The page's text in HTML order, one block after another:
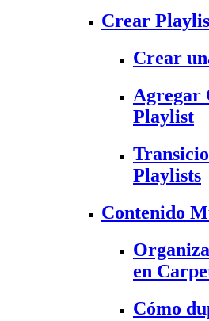
Crear
Crear
Agregar
Playlist
Playlists
Contenido
en
Cómo